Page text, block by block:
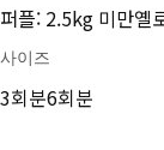
퍼플: 2.5kg 미만옐
사이즈
3회분6회분